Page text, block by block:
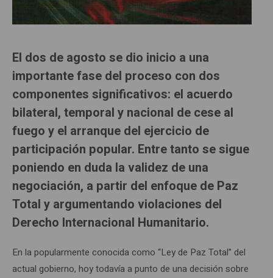
El dos de agosto se dio inicio a una
importante fase del proceso con dos
componentes significativos: el acuerdo
bilateral, temporal y nacional de cese al
fuego y el arranque del ejercicio de
participación popular. Entre tanto se sigue
poniendo en duda la validez de una
negociación, a partir del enfoque de Paz
Total y argumentando violaciones del
Derecho Internacional Humanitario.
En la popularmente conocida como “Ley de Paz Total” del
actual gobierno, hoy todavía a punto de una decisión sobre